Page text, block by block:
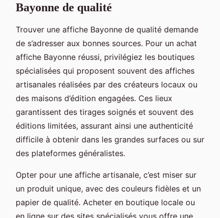
Bayonne de qualité
Trouver une affiche Bayonne de qualité demande
de s’adresser aux bonnes sources. Pour un achat
affiche Bayonne réussi, privilégiez les boutiques
spécialisées qui proposent souvent des affiches
artisanales réalisées par des créateurs locaux ou
des maisons d’édition engagées. Ces lieux
garantissent des tirages soignés et souvent des
éditions limitées, assurant ainsi une authenticité
difficile à obtenir dans les grandes surfaces ou sur
des plateformes généralistes.
Opter pour une affiche artisanale, c’est miser sur
un produit unique, avec des couleurs fidèles et un
papier de qualité. Acheter en boutique locale ou
en ligne sur des sites spécialisés vous offre une